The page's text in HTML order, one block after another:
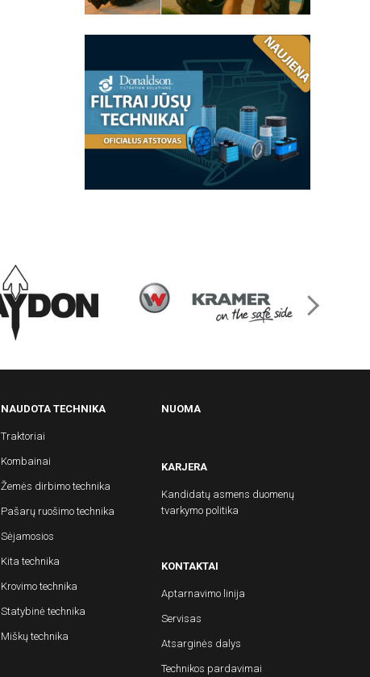
NAUDOTA TECHNIKA
Traktoriai
Kombainai
Žemės dirbimo technika
Pašarų ruošimo technika
Sėjamosios
Kita technika
Krovimo technika
Statybinė technika
Miškų technika
NUOMA
KARJERA
Kandidatų asmens duomenų
tvarkymo politika
KONTAKTAI
Aptarnavimo linija
Servisas
Atsarginės dalys
Technikos pardavimai